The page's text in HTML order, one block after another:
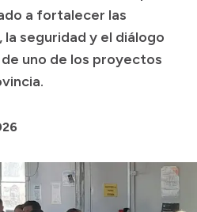
a fortalecer las
seguridad y el diálogo
uno de los proyectos